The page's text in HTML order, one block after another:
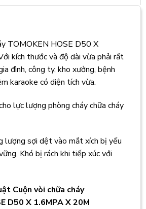
TOMOKEN HOSE D50 X
kích thước và độ dài vừa phải rất
đình, công ty, kho xưởng, bệnh
karaoke có diện tích vừa.
lực lượng phòng cháy chữa cháy
lượng sợi dệt vào mắt xích bị yếu
Khó bị rách khi tiếp xúc với
Cuộn vòi chữa cháy
D50 X 1.6MPA X 20M